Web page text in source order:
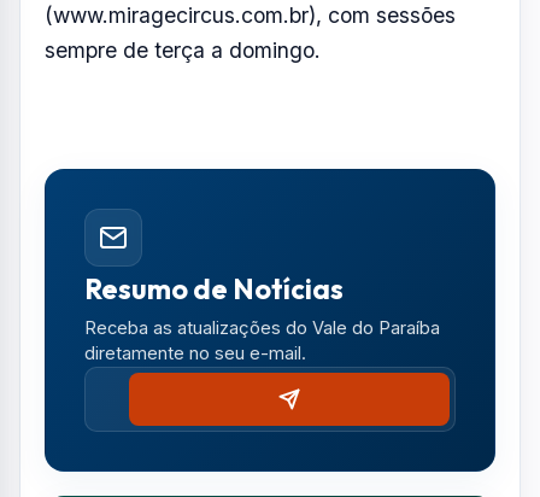
(www.miragecircus.com.br), com sessões
sempre de terça a domingo.
Resumo de Notícias
Receba as atualizações do Vale do Paraíba
diretamente no seu e-mail.